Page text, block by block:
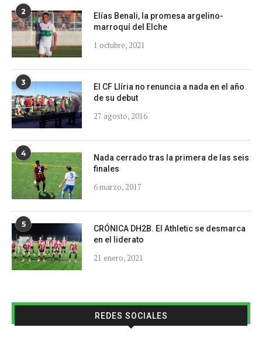
2
Elías Benali, la promesa argelino-
marroquí del Elche
1 octubre, 2021
3
El CF Llíria no renuncia a nada en el año
de su debut
27 agosto, 2016
4
Nada cerrado tras la primera de las seis
finales
6 marzo, 2017
5
CRÓNICA DH2B. El Athletic se desmarca
en el liderato
21 enero, 2021
REDES SOCIALES